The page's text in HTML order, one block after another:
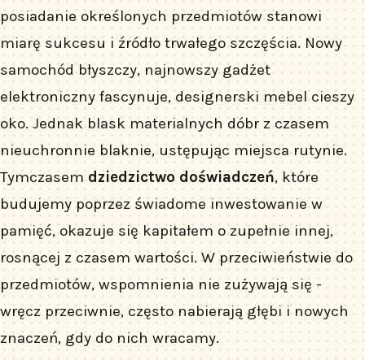
posiadanie określonych przedmiotów stanowi
miarę sukcesu i źródło trwałego szczęścia. Nowy
samochód błyszczy, najnowszy gadżet
elektroniczny fascynuje, designerski mebel cieszy
oko. Jednak blask materialnych dóbr z czasem
nieuchronnie blaknie, ustępując miejsca rutynie.
Tymczasemdziedzictwo doświadczeń, które
budujemy poprzez świadome inwestowanie w
pamięć, okazuje się kapitałem o zupełnie innej,
rosnącej z czasem wartości. W przeciwieństwie do
przedmiotów, wspomnienia nie zużywają się -
wręcz przeciwnie, często nabierają głębi i nowych
znaczeń, gdy do nich wracamy.